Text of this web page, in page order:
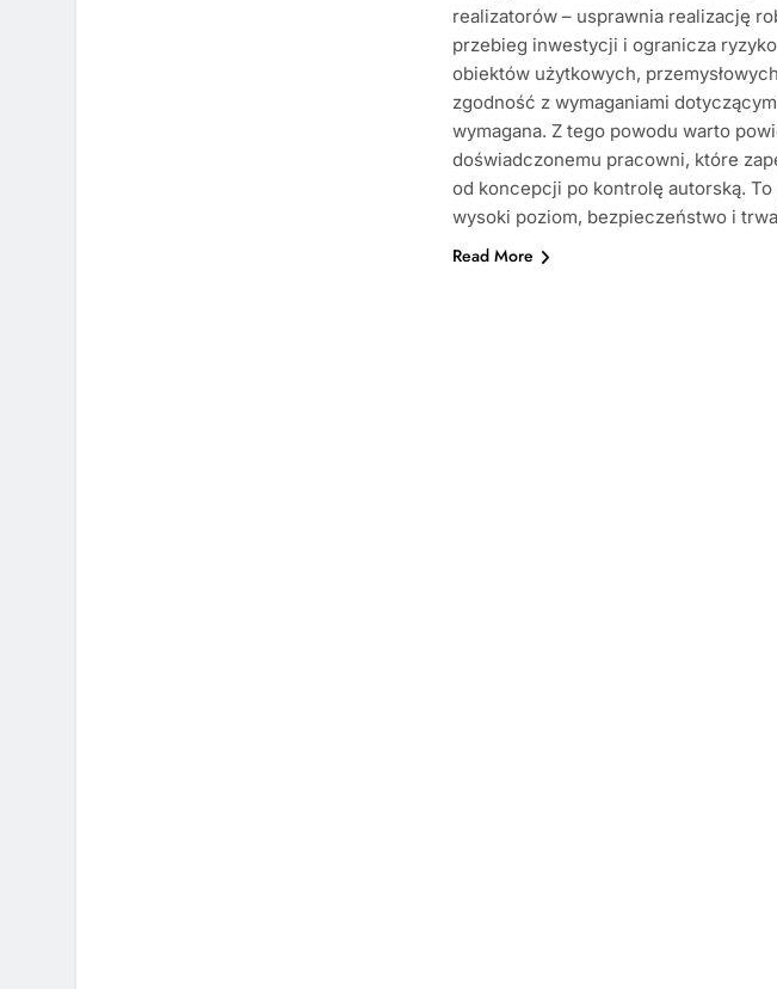
realizatorów – usprawnia realizację
przebieg inwestycji i ogranicza
obiektów użytkowych,
zgodność z wymaganiami
wymagana. Z tego powodu warto
doświadczonemu pracowni, które
od koncepcji po kontrolę autorską.
wysoki poziom, bezpieczeństwo i
Read More